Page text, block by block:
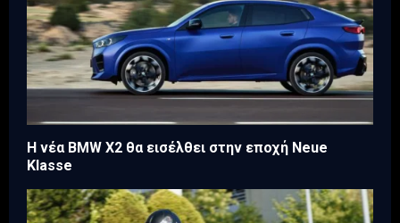
Η νέα BMW X2 θα εισέλθει στην εποχή Neue
Klasse